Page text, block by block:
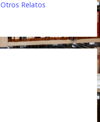
Relatos